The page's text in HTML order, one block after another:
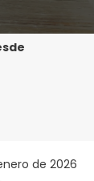
de 2026